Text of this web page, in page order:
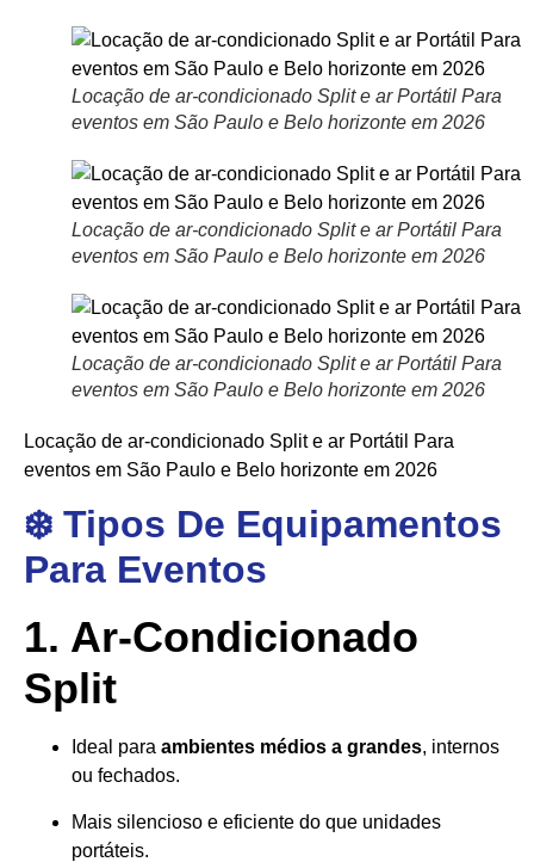
Locação de ar-condicionado Split e ar Portátil Para
eventos em São Paulo e Belo horizonte em 2026
Locação de ar-condicionado Split e ar Portátil Para
eventos em São Paulo e Belo horizonte em 2026
Locação de ar-condicionado Split e ar Portátil Para
eventos em São Paulo e Belo horizonte em 2026
Locação de ar-condicionado Split e ar Portátil Para
eventos em São Paulo e Belo horizonte em 2026
❄️ Tipos De Equipamentos
Para Eventos
1. Ar-Condicionado
Split
Ideal para ambientes médios a grandes, internos
ou fechados.
Mais silencioso e eficiente do que unidades
portáteis.